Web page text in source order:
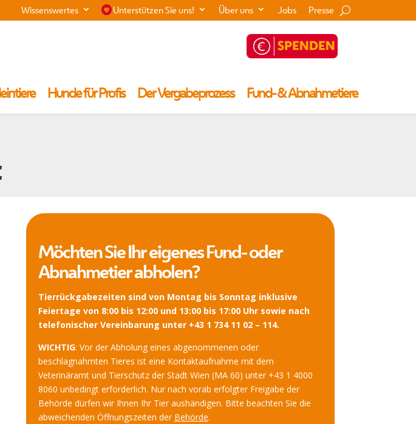
Wissenswertes Unterstützen Sie uns! Über uns Jobs Presse
Hunde für Profis Der Vergabeprozess Fund- & Abnahmetiere
Möchten Sie Ihr eigenes Fund- oder
Abnahmetier abholen?
Tierrückgabezeiten sind von Montag bis Sonntag inklusive
Feiertage von 8:00 bis 12:00 und 13:00 bis 17:00 Uhr sowie nach
telefonischer Vereinbarung unter +43 1 734 11 02 – 114.
WICHTIG: Vor der Abholung eines abgenommenen oder
beschlagnahmten Tieres ist eine Kontaktaufnahme mit dem
Veterinäramt und Tierschutz der Stadt Wien (MA 60) unter +43 1 4000
8060 unbedingt erforderlich. Nur nach vorab erfolgter Freigabe der
Behörde dürfen wir Ihnen Ihr Tier aushändigen. Bitte beachten Sie die
abweichenden Öffnungszeiten der Behörde.